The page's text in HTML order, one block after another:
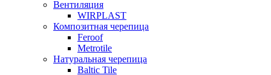
Вентиляция
WIRPLAST
Композитная черепица
Feroof
Metrotile
Натуральная черепица
Baltic Tile